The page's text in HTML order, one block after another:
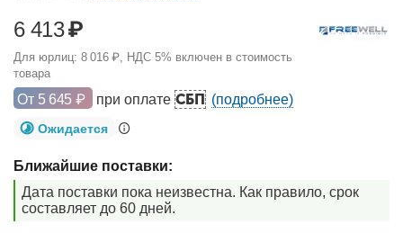
6 413₽
Для юрлиц: 8 016 ₽, НДС 5% включен в стоимость
товара
От 5 645 ₽ при оплате СБП (подробнее)
Ожидается
Ближайшие поставки:
Дата поставки пока неизвестна. Как правило, срок
составляет до 60 дней.